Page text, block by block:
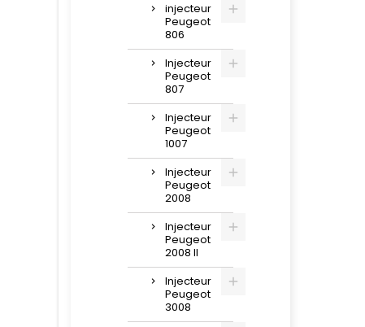
injecteur
Peugeot
806
Injecteur
Peugeot
807
Injecteur
Peugeot
1007
Injecteur
Peugeot
2008
Injecteur
Peugeot
2008 II
Injecteur
Peugeot
3008